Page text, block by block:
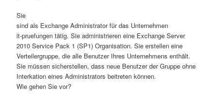
Sie
sind als Exchange Administrator für das Unternehmen
it-pruefungen tätig. Sie administrieren eine Exchange Server
2010 Service Pack 1 (SP1) Organisation. Sie erstellen eine
Verteilergruppe, die alle Benutzer Ihres Unternehmens enthält.
Sie müssen sicherstellen, dass neue Benutzer der Gruppe ohne
Interkation eines Administrators beitreten können.
Wie gehen Sie vor?